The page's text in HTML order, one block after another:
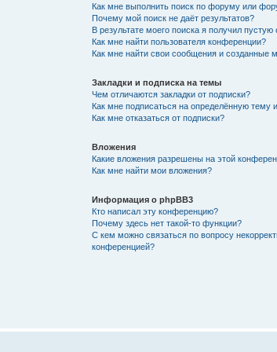
Как мне выполнить поиск по форуму или
Почему мой поиск не даёт результатов?
В результате моего поиска я получил пустую
Как мне найти пользователя конференции?
Как мне найти свои сообщения и созданные
Закладки и подписка на темы
Чем отличаются закладки от подписки?
Как мне подписаться на определённую тему
Как мне отказаться от подписки?
Вложения
Какие вложения разрешены на этой
Как мне найти мои вложения?
Информация о phpBB3
Кто написал эту конференцию?
Почему здесь нет такой-то функции?
С кем можно связаться по вопросу
конференцией?